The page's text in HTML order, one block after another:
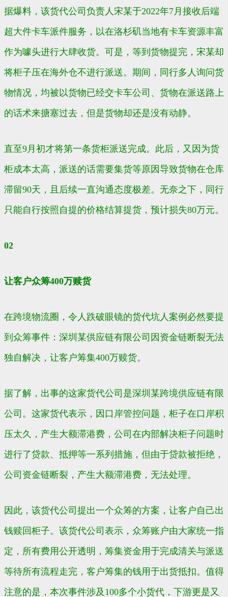
据爆料，该货代公司负责人宋某于2022年7月接收后端
超大件卡车派件服务，以在洛杉矶当地有卡车资源丰富
作为噱头进行大肆收货。可是，等到货物提完，宋某却
将柜子压在海外仓不进行派送。期间，同行多人询问货
物情况，均被以货物已经交卡车公司、货物在派送路上
的话术来搪塞过去，但是货物却还是没有动静。
直至9月初才将第一条货柜派送完成。此后，又因为货
柜成本太高，派送的话需要集货等原因导致货物在仓库
滞留90天，且后续一直沟通态度极差。无奈之下，同行
只能自行按照自提的价格结算提货，预计损失80万元。
02
让客户众筹400万赎货
在跨境物流圈，令人跌破眼镜的货代坑人案例必然要提
到众筹事件：深圳某供应链有限公司因资金链断裂无法
独自解决，让客户筹集400万赎货。
据了解，出事的这家货代公司是深圳某跨境供应链有限
公司。这家货代表示，因口岸管控问题，柜子在口岸积
压太久，产生大额滞港费，公司在内部解决柜子问题时
进行了贷款、抵押等一系列措施，但由于贷款被拒绝，
公司资金链断裂，产生大额滞港费，无法处理。
因此，该货代公司提出一个众筹的方案，让客户自己出
钱赎回柜子。该货代公司表示，众筹账户由大家统一指
定，所有费用公开透明，筹集资金用于完成清关与派送
等待所有流程走完，客户筹集的钱用于出货抵扣。值得
注意的是，本次事件涉及100多个小货代，下游更是又